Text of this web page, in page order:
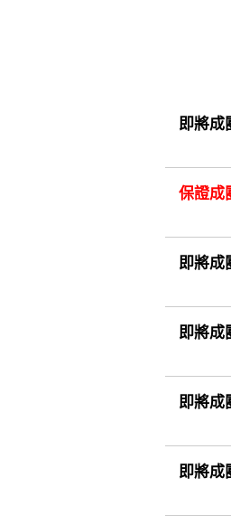
即將成
保證成
即將成
即將成
即將成
即將成